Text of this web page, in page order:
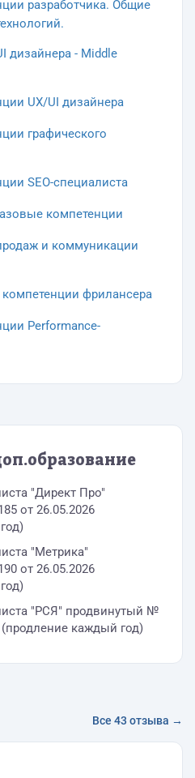
разработчика. Общие
дизайнера - Middle
UX/UI дизайнера
графического
SEO-специалиста
компетенции
и коммуникации
фрилансера
Performance-
"Директ Про"
от 26.05.2026
"Метрика"
от 26.05.2026
"РСЯ" продвинутый №
(продление каждый год)
Все 43 отзыва →